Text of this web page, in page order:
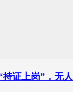
证上岗”，无